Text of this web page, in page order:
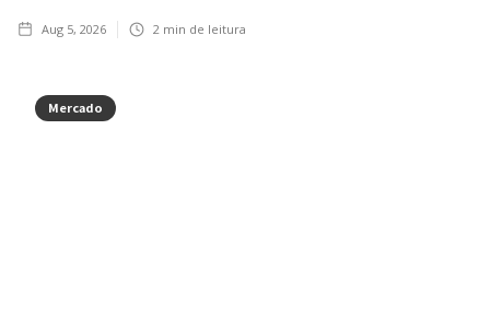
Aug 5, 2026 2 min de leitura
Mercado